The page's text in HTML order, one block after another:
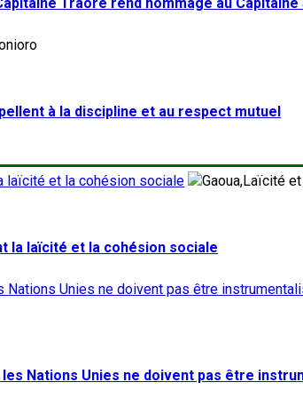
à la discipline et au respect mutuel
laïcité et la cohésion sociale
la laïcité et la cohésion sociale
Nations Unies ne doivent pas être
Nations Unies ne doivent pas être